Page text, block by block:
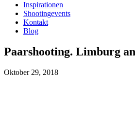
Inspirationen
Shootingevents
Kontakt
Blog
Paarshooting. Limburg
Oktober 29, 2018